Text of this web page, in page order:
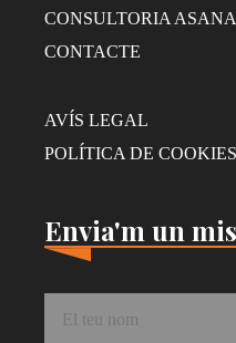
CONSULTORIA ASANA
CONTACTE
AVÍS LEGAL
POLÍTICA DE COOKIES
Envia'm un
Nom *